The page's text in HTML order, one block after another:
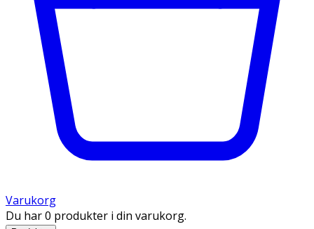
Varukorg
Du har 0 produkter i din varukorg.